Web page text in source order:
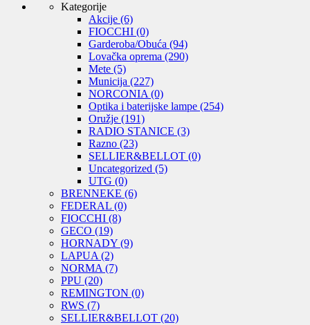
Kategorije
Akcije (6)
FIOCCHI (0)
Garderoba/Obuća (94)
Lovačka oprema (290)
Mete (5)
Municija (227)
NORCONIA (0)
Optika i baterijske lampe (254)
Oružje (191)
RADIO STANICE (3)
Razno (23)
SELLIER&BELLOT (0)
Uncategorized (5)
UTG (0)
BRENNEKE (6)
FEDERAL (0)
FIOCCHI (8)
GECO (19)
HORNADY (9)
LAPUA (2)
NORMA (7)
PPU (20)
REMINGTON (0)
RWS (7)
SELLIER&BELLOT (20)